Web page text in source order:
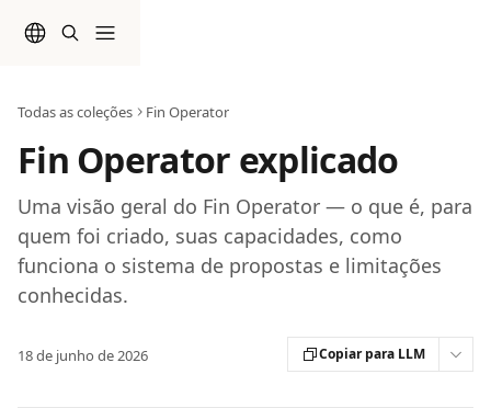
Todas as coleções Fin Operator
Fin Operator explicado
Uma visão geral do Fin Operator — o que é, para
quem foi criado, suas capacidades, como
funciona o sistema de propostas e limitações
conhecidas.
18 de junho de 2026 Copiar para LLM